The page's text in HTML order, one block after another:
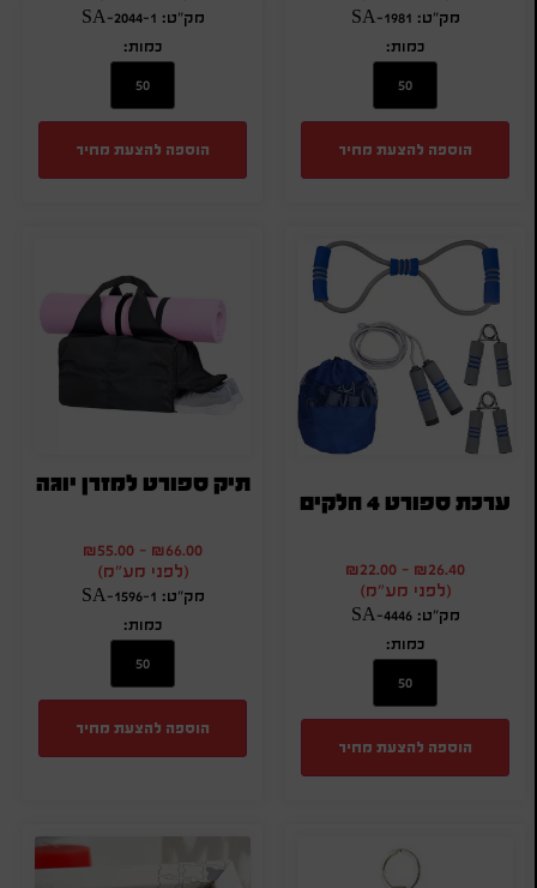
מק"ט: SA-1981
כמות:
הוספה להצעת מחיר
מק"ט: SA-2044-1
כמות:
הוספה להצעת מחיר
ערכת ספורט 4 חלקים
₪26.40
-
₪22.00
(לפני מע"מ)
מק"ט: SA-4446
כמות:
הוספה להצעת מחיר
תיק ספורט למזרן יוגה
₪66.00
-
₪55.00
(לפני מע"מ)
מק"ט: SA-1596-1
כמות:
הוספה להצעת מחיר